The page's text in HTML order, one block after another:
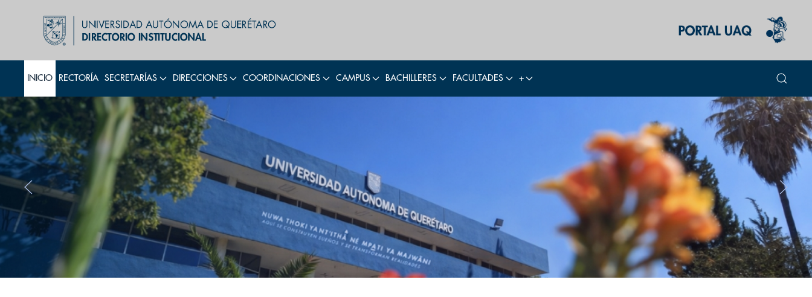
INICIO RECTORÍA SECRETARÍAS DIRECCIONES COORDINACIONES CAMPUS BACHILLERES FACULTADES +